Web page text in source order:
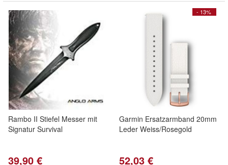
Rambo II Stiefel Messer mit
Signatur Survival
39,90 €
- 13%
Garmin Ersatzarmband 20mm
Leder Weiss/Rosegold
52,03 €